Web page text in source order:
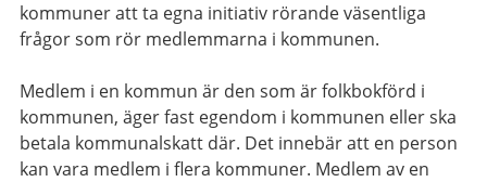
kommuner att ta egna initiativ rörande väsentliga
frågor som rör medlemmarna i kommunen.
Medlem i en kommun är den som är folkbokförd i
kommunen, äger fast egendom i kommunen eller ska
betala kommunalskatt där. Det innebär att en person
kan vara medlem i flera kommuner. Medlem av en